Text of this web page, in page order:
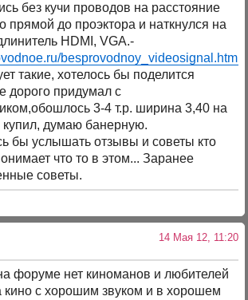
без кучи проводов на расстояние
прямой до проэктора и наткнулся на
HDMI, VGA.-
besprovodnoy_videosignal.html
такие, хотелось бы поделится
дорого придумал с
3-4 т.р. ширина 3,40 на
думаю банерную.
бы услышать отзывы и советы кто
что то в этом... Заранее
советы.
14 Мая 12, 11:20
форуме нет киноманов и любителей
кино с хорошим звуком и в хорошем